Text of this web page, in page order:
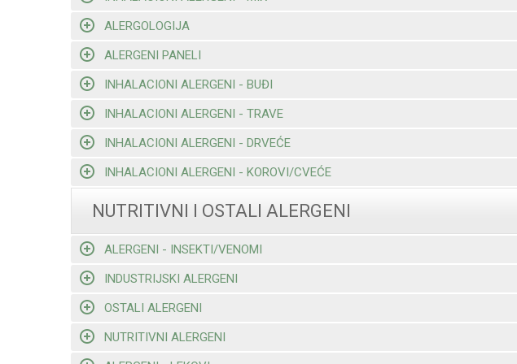
ALERGOLOGIJA
ALERGENI PANELI
INHALACIONI ALERGENI - BUĐI
INHALACIONI ALERGENI - TRAVE
INHALACIONI ALERGENI - DRVEĆE
INHALACIONI ALERGENI - KOROVI/CVEĆE
NUTRITIVNI I OSTALI ALERGENI
ALERGENI - INSEKTI/VENOMI
INDUSTRIJSKI ALERGENI
OSTALI ALERGENI
NUTRITIVNI ALERGENI